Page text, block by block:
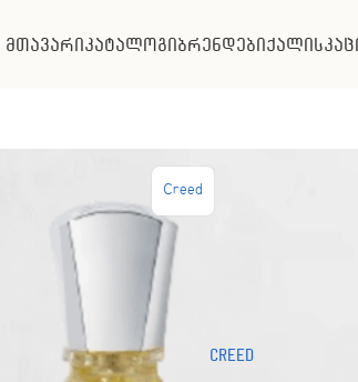
მთავარიკატალოგიბრენდებიქალის
Creed
Creed